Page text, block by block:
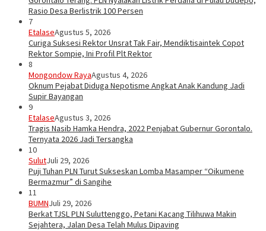
Rasio Desa Berlistrik 100 Persen
7
EtalaseAgustus 5, 2026
Curiga Suksesi Rektor Unsrat Tak Fair, Mendiktisaintek Copot
Rektor Sompie, Ini Profil Plt Rektor
8
Mongondow RayaAgustus 4, 2026
Oknum Pejabat Diduga Nepotisme Angkat Anak Kandung Jadi
Supir Bayangan
9
EtalaseAgustus 3, 2026
Tragis Nasib Hamka Hendra, 2022 Penjabat Gubernur Gorontalo.
Ternyata 2026 Jadi Tersangka
10
SulutJuli 29, 2026
Puji Tuhan PLN Turut Sukseskan Lomba Masamper “Oikumene
Bermazmur” di Sangihe
11
BUMNJuli 29, 2026
Berkat TJSL PLN Suluttenggo, Petani Kacang Tilihuwa Makin
Sejahtera, Jalan Desa Telah Mulus Dipaving